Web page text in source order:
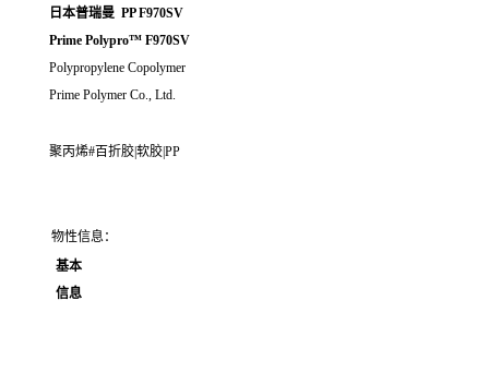
日本普瑞曼 PP F970SV
Prime Polypro™ F970SV
Polypropylene Copolymer
Prime Polymer Co., Ltd.
聚丙烯#百折胶|软胶|PP
物性信息：
基本
信息